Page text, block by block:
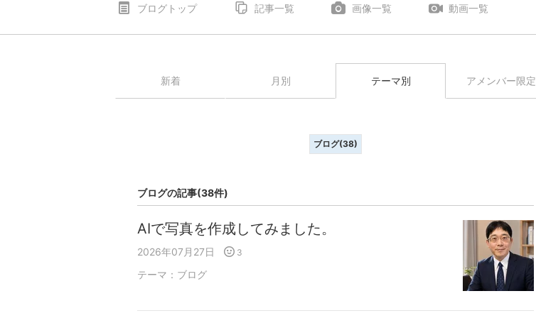
ブログトップ 記事一覧 画像一覧 動画一覧
新着 月別 テーマ別 アメンバー限定
ブログ(38)
ブログの記事(38件)
AIで写真を作成してみました。
2026年07月27日 3
テーマ： ブログ